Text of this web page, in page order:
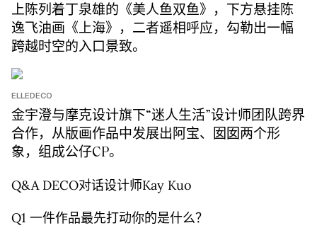
上陈列着丁泉雄的《美人鱼双鱼》，下方悬挂陈
逸飞油画《上海》，二者遥相呼应，勾勒出一幅
跨越时空的入口景致。
ELLEDECO
金宇澄与摩克设计旗下“迷人生活”设计师团队跨界
合作，从版画作品中发展出阿宝、囡囡两个形
象，组成公仔CP。
Q&A DECO对话设计师Kay Kuo
Q1 一件作品最先打动你的是什么？